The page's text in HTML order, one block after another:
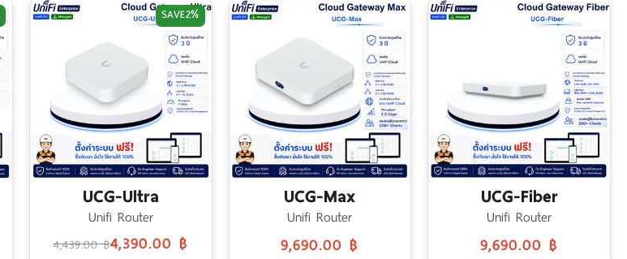
UCG-Ultra
Unifi Router
4,439.00 ฿4,390.00 ฿
SAVE2%
UCG-Max
Unifi Router
9,690.00 ฿
UCG-Fiber
Unifi Router
9,690.00 ฿